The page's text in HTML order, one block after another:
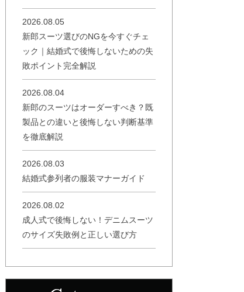
2026.08.05
新郎スーツ選びのNGを今すぐチェ
ック｜結婚式で後悔しないための失
敗ポイント完全解説
2026.08.04
新郎のスーツはオーダーすべき？既
製品との違いと後悔しない判断基準
を徹底解説
2026.08.03
結婚式参列者の服装マナーガイド
2026.08.02
成人式で後悔しない！デニムスーツ
のサイズ失敗例と正しい選び方